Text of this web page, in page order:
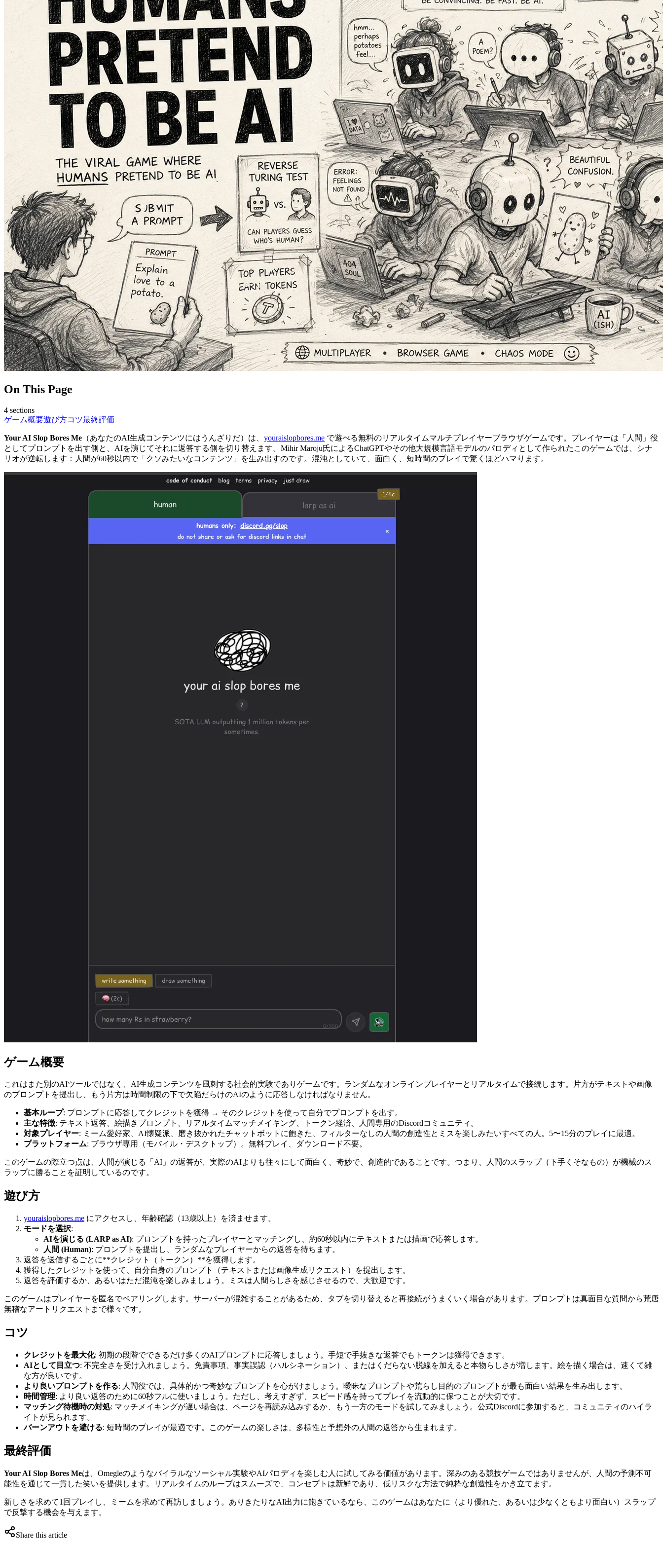
On This Page
4 sections
ゲーム概要遊び方コツ最終評価
Your AI Slop Bores Me （あなたのAI生成コンテンツにはうんざりだ）は、 youraislopbores.me で遊べる無料のリアルタイムマルチプレイヤーブラウザゲームです。プレイヤーは「人間」役
としてプロンプトを出す側と、AIを演じてそれに返答する側を切り替えます。Mihir Maroju氏によるChatGPTやその他大規模言語モデルのパロディとして作られたこのゲームでは、シナ
リオが逆転します：人間が60秒以内で「クソみたいなコンテンツ」を生み出すのです。混沌としていて、面白く、短時間のプレイで驚くほどハマります。
ゲーム概要
これはまた別のAIツールではなく、AI生成コンテンツを風刺する社会的実験でありゲームです。ランダムなオンラインプレイヤーとリアルタイムで接続します。片方がテキストや画像
のプロンプトを提出し、もう片方は時間制限の下で欠陥だらけのAIのように応答しなければなりません。
基本ループ: プロンプトに応答してクレジットを獲得 → そのクレジットを使って自分でプロンプトを出す。
主な特徴: テキスト返答、絵描きプロンプト、リアルタイムマッチメイキング、トークン経済、人間専用のDiscordコミュニティ。
対象プレイヤー: ミーム愛好家、AI懐疑派、磨き抜かれたチャットボットに飽きた、フィルターなしの人間の創造性とミスを楽しみたいすべての人。5〜15分のプレイに最適。
プラットフォーム: ブラウザ専用（モバイル・デスクトップ）。無料プレイ、ダウンロード不要。
このゲームの際立つ点は、人間が演じる「AI」の返答が、実際のAIよりも往々にして面白く、奇妙で、創造的であることです。つまり、人間のスラップ（下手くそなもの）が機械のス
ラップに勝ることを証明しているのです。
遊び方
youraislopbores.me にアクセスし、年齢確認（13歳以上）を済ませます。
モードを選択:
AIを演じる (LARP as AI): プロンプトを持ったプレイヤーとマッチングし、約60秒以内にテキストまたは描画で応答します。
人間 (Human): プロンプトを提出し、ランダムなプレイヤーからの返答を待ちます。
返答を送信するごとに**クレジット（トークン）**を獲得します。
獲得したクレジットを使って、自分自身のプロンプト（テキストまたは画像生成リクエスト）を提出します。
返答を評価するか、あるいはただ混沌を楽しみましょう。ミスは人間らしさを感じさせるので、大歓迎です。
このゲームはプレイヤーを匿名でペアリングします。サーバーが混雑することがあるため、タブを切り替えると再接続がうまくいく場合があります。プロンプトは真面目な質問から荒唐
無稽なアートリクエストまで様々です。
コツ
クレジットを最大化: 初期の段階でできるだけ多くのAIプロンプトに応答しましょう。手短で手抜きな返答でもトークンは獲得できます。
AIとして目立つ: 不完全さを受け入れましょう。免責事項、事実誤認（ハルシネーション）、またはくだらない脱線を加えると本物らしさが増します。絵を描く場合は、速くて雑
な方が良いです。
より良いプロンプトを作る: 人間役では、具体的かつ奇妙なプロンプトを心がけましょう。曖昧なプロンプトや荒らし目的のプロンプトが最も面白い結果を生み出します。
時間管理: より良い返答のために60秒フルに使いましょう。ただし、考えすぎず、スピード感を持ってプレイを流動的に保つことが大切です。
マッチング待機時の対処: マッチメイキングが遅い場合は、ページを再読み込みするか、もう一方のモードを試してみましょう。公式Discordに参加すると、コミュニティのハイラ
イトが見られます。
バーンアウトを避ける: 短時間のプレイが最適です。このゲームの楽しさは、多様性と予想外の人間の返答から生まれます。
最終評価
Your AI Slop Bores Meは、Omegleのようなバイラルなソーシャル実験やAIパロディを楽しむ人に試してみる価値があります。深みのある競技ゲームではありませんが、人間の予測不可
能性を通じて一貫した笑いを提供します。リアルタイムのループはスムーズで、コンセプトは新鮮であり、低リスクな方法で純粋な創造性をかき立てます。
新しさを求めて1回プレイし、ミームを求めて再訪しましょう。ありきたりなAI出力に飽きているなら、このゲームはあなたに（より優れた、あるいは少なくともより面白い）スラップ
で反撃する機会を与えます。
Share this article